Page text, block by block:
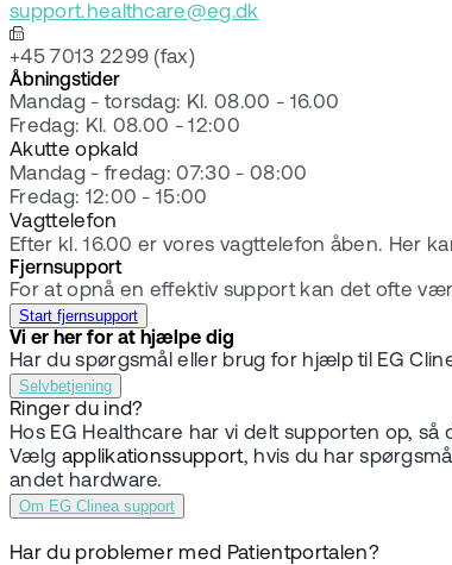
support.healthcare@eg.dk
+45 7013 2299 (fax)
Åbningstider
Mandag - torsdag: Kl. 08.00 - 16.00
Fredag: Kl. 08.00 - 12:00
Akutte opkald
Mandag - fredag: 07:30 - 08:00
Fredag: 12:00 - 15:00
Vagttelefon
Efter kl. 16.00 er vores vagttelefon åben. Her
Fjernsupport
For at opnå en effektiv support kan det ofte
Start fjernsupport
Vi er her for at hjælpe dig
Har du spørgsmål eller brug for hjælp til EG
Selvbetjening
Ringer du ind?
Hos EG Healthcare har vi delt supporten op,
Vælg applikationssupport, hvis du har
andet hardware.
Om EG Clinea support
Har du problemer med Patientportalen?